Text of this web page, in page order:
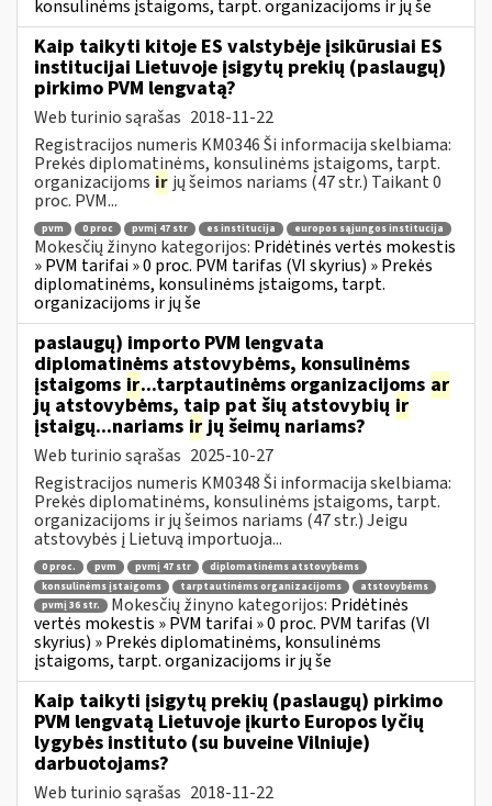
konsulinėms įstaigoms, tarpt. organizacijoms ir jų še
Kaip taikyti kitoje ES valstybėje įsikūrusiai ES
institucijai Lietuvoje įsigytų prekių (paslaugų)
pirkimo PVM lengvatą?
Web turinio sąrašas 2018-11-22
Registracijos numeris KM0346 Ši informacija skelbiama:
Prekės diplomatinėms, konsulinėms įstaigoms, tarpt.
organizacijoms ir jų šeimos nariams (47 str.) Taikant 0
proc. PVM...
pvm 0 proc pvmį 47 str es institucija europos sąjungos institucija
Mokesčių žinyno kategorijos: Pridėtinės vertės mokestis
» PVM tarifai » 0 proc. PVM tarifas (VI skyrius) » Prekės
diplomatinėms, konsulinėms įstaigoms, tarpt.
organizacijoms ir jų še
paslaugų) importo PVM lengvata
diplomatinėms atstovybėms, konsulinėms
įstaigoms ir...tarptautinėms organizacijoms ar
jų atstovybėms, taip pat šių atstovybių ir
įstaigų...nariams irjų šeimų nariams?
Web turinio sąrašas 2025-10-27
Registracijos numeris KM0348 Ši informacija skelbiama:
Prekės diplomatinėms, konsulinėms įstaigoms, tarpt.
organizacijoms ir jų šeimos nariams (47 str.) Jeigu
atstovybės į Lietuvą importuoja...
0 proc. pvm pvmį 47 str
diplomatinėms atstovybėms
konsulinėms įstaigoms
tarptautinėms organizacijoms
atstovybėms
pvmį 36 str.
Mokesčių žinyno kategorijos: Pridėtinės
vertės mokestis » PVM tarifai » 0 proc. PVM tarifas (VI
skyrius) » Prekės diplomatinėms, konsulinėms
įstaigoms, tarpt. organizacijoms ir jų še
Kaip taikyti įsigytų prekių (paslaugų) pirkimo
PVM lengvatą Lietuvoje įkurto Europos lyčių
lygybės instituto (su buveine Vilniuje)
darbuotojams?
Web turinio sąrašas 2018-11-22